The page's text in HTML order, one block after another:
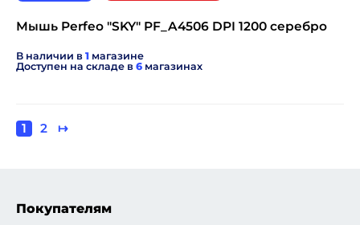
Мышь Perfeo "SKY" PF_A4506 DPI 1200 серебро
В наличии в 1 магазине
Доступен на складе в 6 магазинах
Нумерация
Текущая
1 Page
2
Следующая
↦
Покупателям